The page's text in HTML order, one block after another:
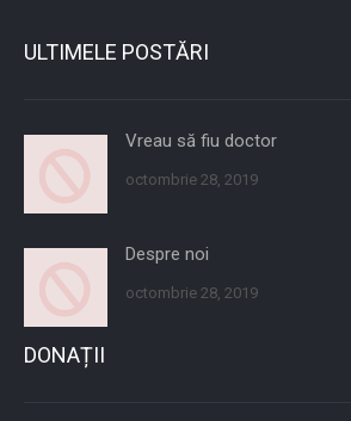
ULTIMELE POSTĂRI
Vreau să fiu doctor
octombrie 28, 2019
Despre noi
octombrie 28, 2019
DONAȚII